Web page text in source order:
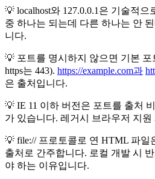
💡 localhost와 127.0.0.1은 기술적
중 하나는 되는데 다른 하나는 안
니다.
💡 포트를 명시하지 않으면 기본 포
https는 443). https://example.com과
은 출처입니다.
💡 IE 11 이하 버전은 포트를 출처
가 있습니다. 레거시 브라우저 지원
💡 file:// 프로토콜로 연 HTML 파일
출처로 간주합니다. 로컬 개발 시
야 하는 이유입니다.